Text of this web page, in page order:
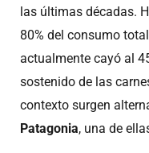
las últimas décadas.
80% del consumo
actualmente cayó al
sostenido de las
contexto surgen
Patagonia, una de